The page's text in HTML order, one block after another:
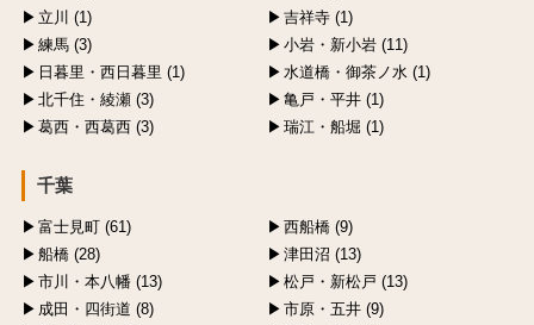
立川 (1)
吉祥寺 (1)
練馬 (3)
小岩・新小岩 (11)
日暮里・西日暮里 (1)
水道橋・御茶ノ水 (1)
北千住・綾瀬 (3)
亀戸・平井 (1)
葛西・西葛西 (3)
瑞江・船堀 (1)
千葉
富士見町 (61)
西船橋 (9)
船橋 (28)
津田沼 (13)
市川・本八幡 (13)
松戸・新松戸 (13)
成田・四街道 (8)
市原・五井 (9)